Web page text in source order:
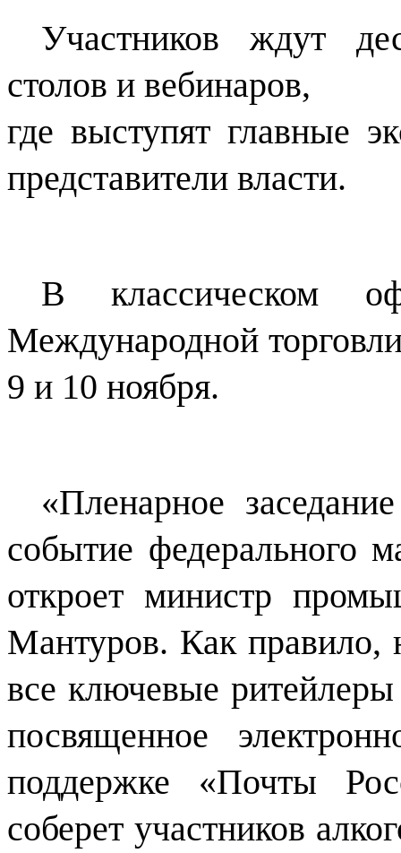
Участников ждут
столов и вебинаров,
где выступят главные
представители власти.
В классическом
Международной
9 и 10 ноября.
«Пленарное
событие федерального
откроет министр
Мантуров. Как правило,
все ключевые
посвященное
поддержке «Почты
соберет участников